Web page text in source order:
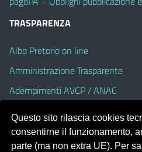
TRASPARENZA
Albo Pretorio on line
Amministrazione Trasparente
Adempimenti AVCP / ANAC
Dichiarazione di accessibilità
Questo sito rilascia cookies
consentirne il funzionamento,
parte (ma non extra UE). Per